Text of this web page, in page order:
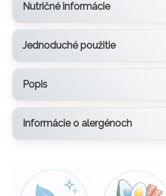
Nutričné informácie
Jednoduché použitie
Popis
Informácie o alergénoch